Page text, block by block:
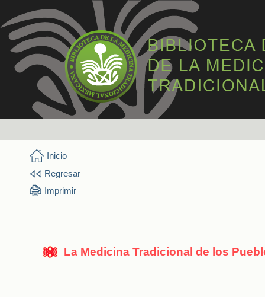
Inicio
Regresar
Imprimir
La Medicina Tradicional de los